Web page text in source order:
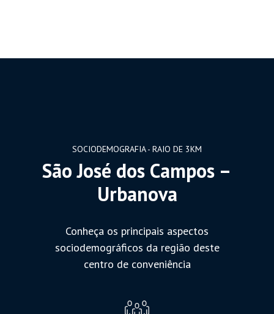
SOCIODEMOGRAFIA - RAIO DE 3KM
São José dos Campos –
Urbanova
Conheça os principais aspectos
sociodemográficos da região deste
centro de conveniência